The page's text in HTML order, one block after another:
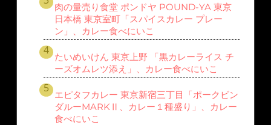
肉の量売り食堂 ポンドヤ POUND-YA 東京
日本橋 東京室町「スパイスカレー プレー
ン」、カレー食べにいこ
たいめいけん 東京上野 「黒カレーライス チ
ーズオムレツ添え」、カレー食べにいこ
エピタフカレー 東京新宿三丁目「ポークビン
ダルーMARKⅡ、カレー１種盛り」、カレー
食べにいこ